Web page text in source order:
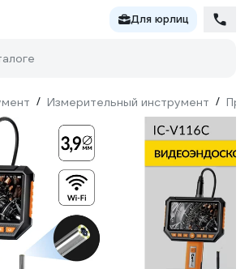
Для юрлиц
/ Измерительный инструмент /